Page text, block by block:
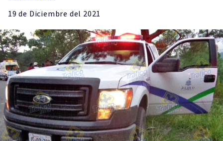
19 de Diciembre del 2021